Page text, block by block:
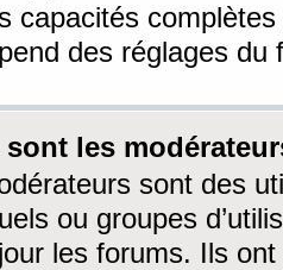
capacités
des réglages du
sont les
sont des
ou groupes
les forums. Ils ont